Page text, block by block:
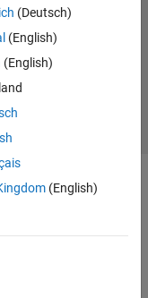
(Deutsch)
(English)
(English)
(English)